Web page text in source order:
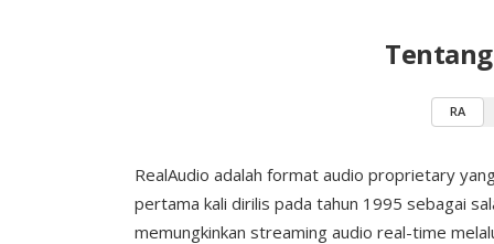
RA
RealAudio adalah format audio proprietary
pertama kali dirilis pada tahun 1995 sebagai
memungkinkan streaming audio real-time